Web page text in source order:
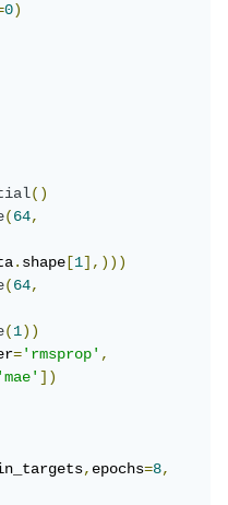
=0)
()
(64,
.shape [1],)))
(64,
(1))
='rmsprop',
'mae'])
,epochs=8,